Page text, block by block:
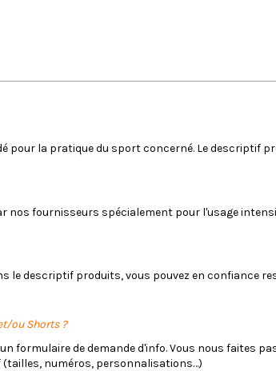
la pratique du sport concerné. Le descriptif
nos fournisseurs spécialement pour l'usage
le descriptif produits, vous pouvez en confiance
ou Shorts ?
formulaire de demande d'info. Vous nous faites
numéros, personnalisations…)